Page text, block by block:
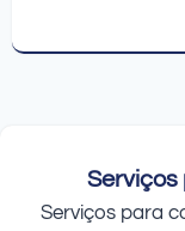
Serviços para